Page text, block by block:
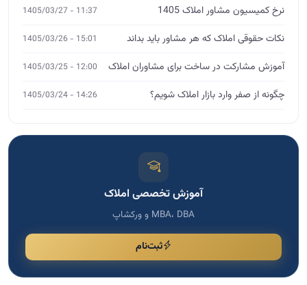
نرخ کمیسیون مشاور املاک 1405 11:37 - 1405/03/27
نکات حقوقی املاک که هر مشاور باید بداند 15:01 - 1405/03/26
آموزش مشارکت در ساخت برای مشاوران املاک 12:00 - 1405/03/25
چگونه از صفر وارد بازار املاک شویم؟ 14:26 - 1405/03/24
آموزش تخصصی املاک
MBA، DBA و ورکشاپ
ثبت‌نام